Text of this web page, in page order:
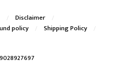
Disclaimer
policy
Shipping Policy